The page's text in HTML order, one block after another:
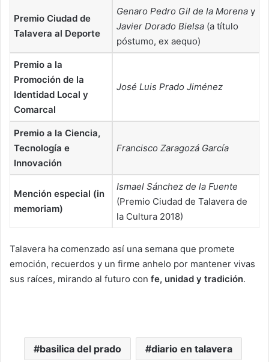
Premio Ciudad de
Talavera al Deporte
Genaro Pedro Gil de la Morena y
Javier Dorado Bielsa (a título
póstumo, ex aequo)
Premio a la
Promoción de la
Identidad Local y
Comarcal
José Luis Prado Jiménez
Premio a la Ciencia,
Tecnología e
Innovación
Francisco Zaragozá García
Mención especial (in
memoriam)
Ismael Sánchez de la Fuente
(Premio Ciudad de Talavera de
la Cultura 2018)
Talavera ha comenzado así una semana que promete
emoción, recuerdos y un firme anhelo por mantener vivas
sus raíces, mirando al futuro con fe, unidad y tradición.
basilica del prado diario en talavera